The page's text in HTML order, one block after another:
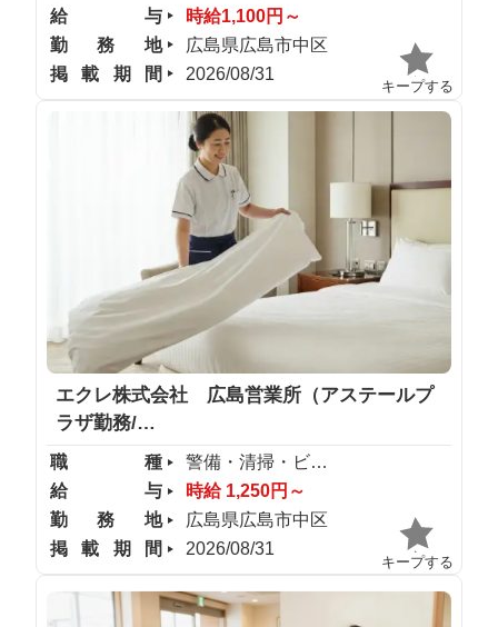
給与
時給1,100円～
勤務地
広島県広島市中区
掲載期間
2026/08/31
キープする
エクレ株式会社 広島営業所（アステールプ
ラザ勤務/…
職種
警備・清掃・ビル管理
給与
時給 1,250円～
勤務地
広島県広島市中区
掲載期間
2026/08/31
キープする